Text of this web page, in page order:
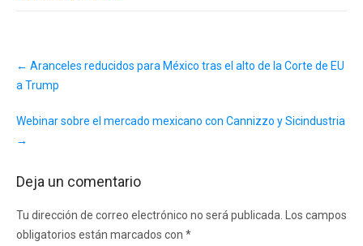
navigation
← Aranceles reducidos para México tras el alto de la Corte de EU
a Trump
Webinar sobre el mercado mexicano con Cannizzo y Sicindustria
→
Deja un comentario
Tu dirección de correo electrónico no será publicada.
Los campos
obligatorios están marcados con *